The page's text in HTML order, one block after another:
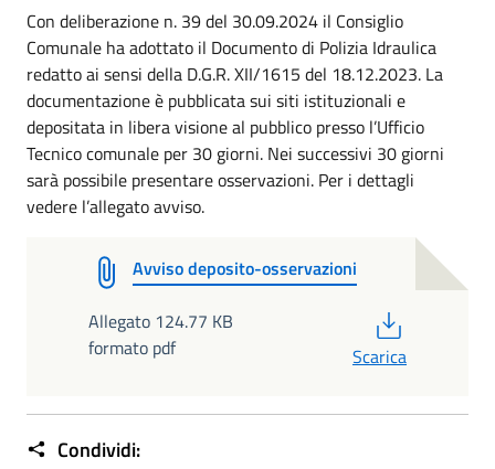
Con deliberazione n. 39 del 30.09.2024 il Consiglio
Comunale ha adottato il Documento di Polizia Idraulica
redatto ai sensi della D.G.R. XII/1615 del 18.12.2023. La
documentazione è pubblicata sui siti istituzionali e
depositata in libera visione al pubblico presso l’Ufficio
Tecnico comunale per 30 giorni. Nei successivi 30 giorni
sarà possibile presentare osservazioni. Per i dettagli
vedere l’allegato avviso.
Avviso deposito-osservazioni
Allegato 124.77 KB
formato pdf
Scarica
Condividi: